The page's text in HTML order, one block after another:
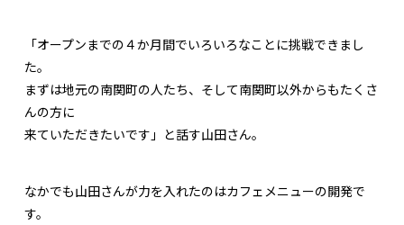
「オープンまでの４か月間でいろいろなことに挑戦できまし
た。
まずは地元の南関町の人たち、そして南関町以外からもたくさ
んの方に
来ていただきたいです」と話す山田さん。
なかでも山田さんが力を入れたのはカフェメニューの開発で
す。